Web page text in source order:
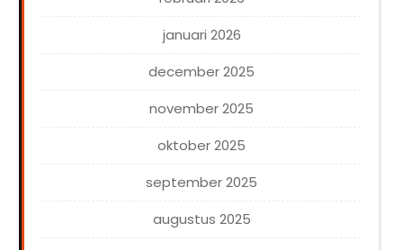
januari 2026
december 2025
november 2025
oktober 2025
september 2025
augustus 2025